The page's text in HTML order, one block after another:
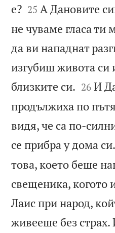
е?
25 А Дановите
не чуваме гласа ти
да ви нападнат
изгубиш живота си
близките си. 

26 И
продължиха по
видя, че са по-
се прибра у дома си.
това, което беше
свещеника, когото
Лаис при народ,
живееше без страх.